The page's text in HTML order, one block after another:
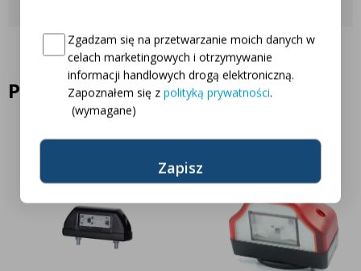
Podobne produkty
Consent (wymagane)
Zgadzam się na przetwarzanie moich danych w
celach marketingowych i otrzymywanie
informacji handlowych drogą elektroniczną.
Zapoznałem się z polityką prywatności.
(wymagane)